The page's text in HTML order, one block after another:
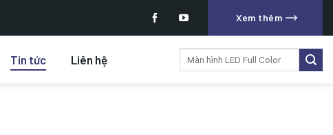
Xem thêm
Tin tức Liên hệ